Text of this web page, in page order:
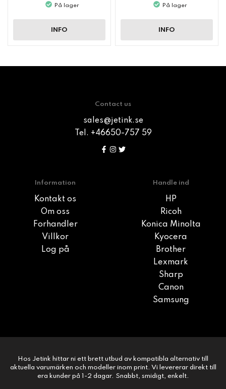
På lager
INFO
På lager
INFO
Contact us
sales@jetink.se
Tel. +46650-757 59
Information
Kontakt os
Om oss
Forhandler
Villkor
Log på
Handle ind
HP
Ricoh
Konica Minolta
Kyocera
Brother
Lexmark
Sharp
Canon
Samsung
Hos Jetink hittar ni ett brett utbud av kompatibla alternativ till
aktuella varumärken och modeller inom print. Vi levererar direkt till
era kunder på 1-2 dagar. Snabbt, smidigt, enkelt.